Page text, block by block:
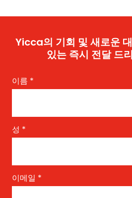
Yicca의 기회 및 새로운
있는 즉시 전달 드
이름 *
성 *
이메일 *